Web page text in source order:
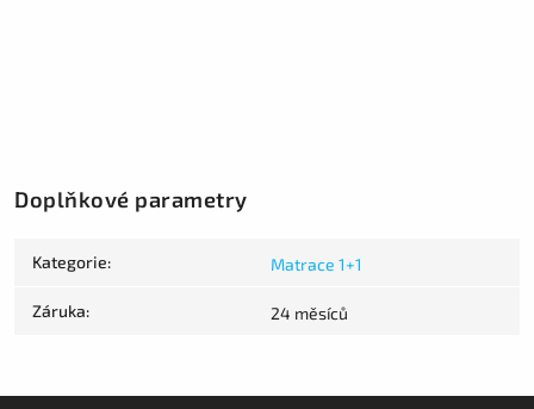
Doplňkové parametry
Kategorie: Matrace 1+1
Záruka: 24 měsíců